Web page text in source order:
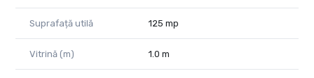
Suprafață utilă 125 mp
Vitrină (m) 1.0 m